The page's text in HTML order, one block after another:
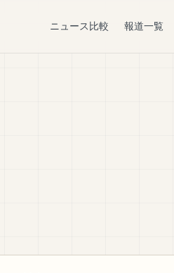
ニュース比較 報道一覧